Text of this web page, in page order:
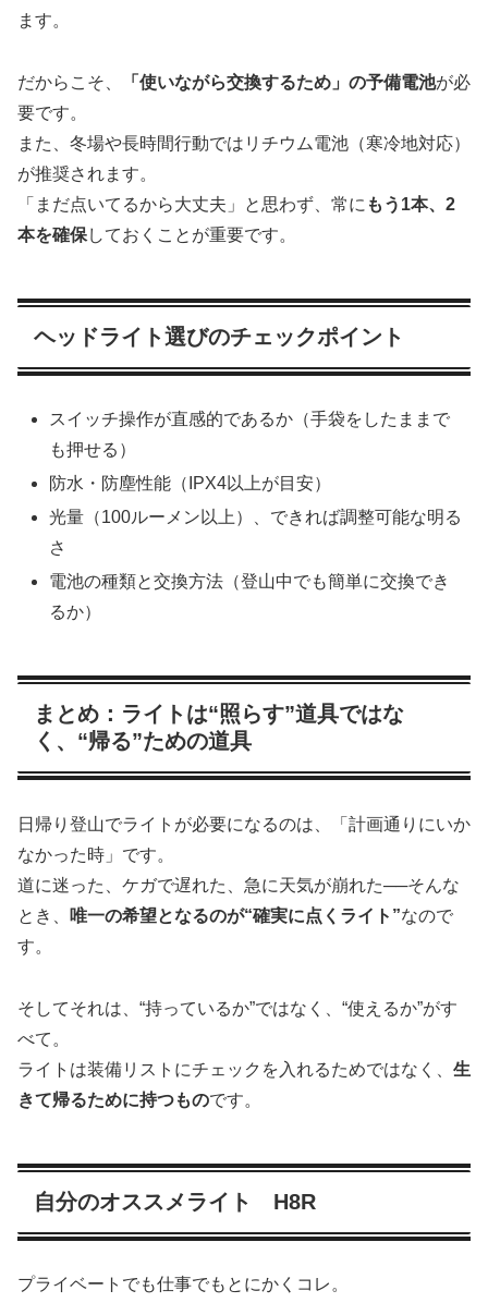
ます。
だからこそ、 「使いながら交換するため」の予備電池が必
要です。
また、冬場や長時間行動ではリチウム電池（寒冷地対応）
が推奨されます。
「まだ点いてるから大丈夫」と思わず、常に もう1本、2
本を確保しておくことが重要です。
ヘッドライト選びのチェックポイント
スイッチ操作が直感的であるか（手袋をしたままで
も押せる）
防水・防塵性能（IPX4以上が目安）
光量（100ルーメン以上）、できれば調整可能な明る
さ
電池の種類と交換方法（登山中でも簡単に交換でき
るか）
まとめ：ライトは“照らす”道具ではな
く、“帰る”ための道具
日帰り登山でライトが必要になるのは、「計画通りにいか
なかった時」です。
道に迷った、ケガで遅れた、急に天気が崩れた──そんな
とき、
唯一の希望となるのが“確実に点くライト”なので
す。
そしてそれは、“持っているか”ではなく、“使えるか”がす
べて。
ライトは装備リストにチェックを入れるためではなく、 生
きて帰るために持つものです。
自分のオススメライト H8R
プライベートでも仕事でもとにかくコレ。